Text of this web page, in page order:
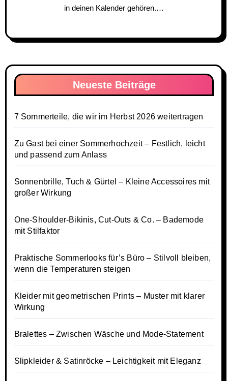
in deinen Kalender gehören.…
Neueste Beiträge
7 Sommerteile, die wir im Herbst 2026 weitertragen
Zu Gast bei einer Sommerhochzeit – Festlich, leicht
und passend zum Anlass
Sonnenbrille, Tuch & Gürtel – Kleine Accessoires mit
großer Wirkung
One-Shoulder-Bikinis, Cut-Outs & Co. – Bademode
mit Stilfaktor
Praktische Sommerlooks für’s Büro – Stilvoll bleiben,
wenn die Temperaturen steigen
Kleider mit geometrischen Prints – Muster mit klarer
Wirkung
Bralettes – Zwischen Wäsche und Mode-Statement
Slipkleider & Satinröcke – Leichtigkeit mit Eleganz